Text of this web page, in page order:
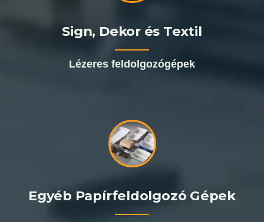
Sign, Dekor és Textil
Lézeres feldolgozógépek
Egyéb Papírfeldolgozó Gépek